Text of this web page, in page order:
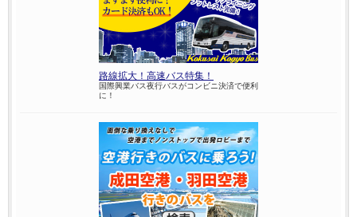
路線拡大！高速バス特集！
国際興業バス夜行バスがコンビニ決済で便利
に！